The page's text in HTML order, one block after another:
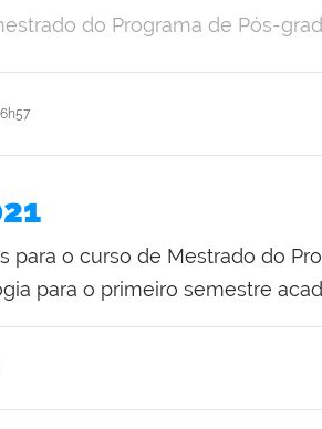
do Programa de Pós-
para o curso de Mestrado do
para o primeiro semestre